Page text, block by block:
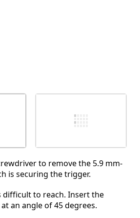
to remove the 5.9 mm-
is securing the trigger.
difficult to reach. Insert the
an angle of 45 degrees.